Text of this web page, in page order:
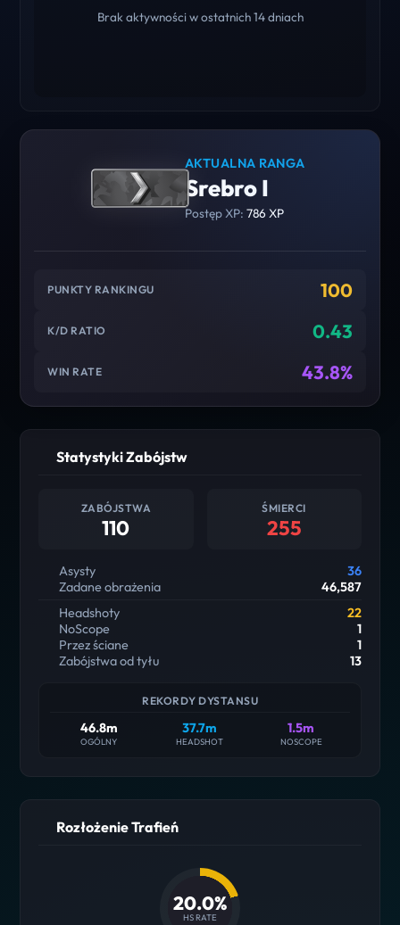
Brak aktywności w ostatnich 14 dniach
AKTUALNA RANGA
Srebro I
Postęp XP: 786 XP
PUNKTY RANKINGU 100
K/D RATIO 0.43
WIN RATE 43.8%
Statystyki Zabójstw
ZABÓJSTWA
110
ŚMIERCI
255
Asysty
36
Zadane obrażenia
46,587
Headshoty
22
NoScope
1
Przez ściane
1
Zabójstwa od tyłu
13
REKORDY DYSTANSU
46.8m
OGÓLNY
37.7m
HEADSHOT
1.5m
NOSCOPE
Rozłożenie Trafień
20.0%
HS RATE